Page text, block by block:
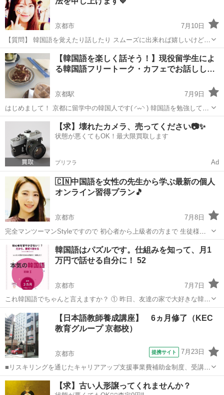
加えた90時間コースも選...
京都市
7月10日
【質問】 韓国語を覚えたり話したり スムーズに出来れば嬉しいけど
そんな簡単には上達しないでしょ⁉️ 【回答】 はい🤲 簡単には上達しな
いです💦 いきなり ネガティブな 文章からスタートですね😅 しかし ど
うすれ...
京都 京都市 韓国語 レッスン
【韓国語を楽しく話そう！】現役留学生によ
る韓国語フリートーク・カフェでお話しし…
京都駅
7月9日
はじめまして！ 京都に留学中の韓国人です( ◜𖥦◝ ) 韓国語を勉強してい
る方や、韓国の文化に興味がある方と一緒に楽しくお話しできればと
思い、募集することにしました！ 堅苦しい「授業」ではなく、カフェ
でお茶をしながら気楽に...
京都 京都市 京都駅 韓国語 フリートーク
【求】壊れたカメラ、売ってください📷✨
状態が悪くてもOK！最大限買取します
プリフラ Ad
🇨🇳中国語を女性の先生から学ぶ最新の個人
オンライン習得プラン🎵
京都市
7月8日
完全マンツーマンStyleですので 初心者から上級者の方まで 生徒様の
レベルと目標に合わせて 丁寧にサポートさせて頂きます❗️ さて 何か習
い事をする時に やはり1番気になるポイントは ★料金おいくら⁉️だと思
います。...
京都 京都市 中国語 レッスン
韓国語はパズルです。仕組みを知って、月1
万円で話せる自分に！ 52
京都市
7月7日
これ韓国語でちゃんと言えますか？ ① 昨日、友達の家で大好きな韓国
ドラマを見ました。 ② 来週の金曜日に、彼と一緒にソウルで美味しい
韓国料理を食べます。 今まで500人以上のレッスンをしましたが、1年
以上教室や...
京都 京都市 韓国語 https
【日本語教師養成講座】 6ヵ月修了（KEC
教育グループ 京都校）
京都市 提携サイト 7月23日
■リスキリングを通じたキャリアアップ支援事業費補助金制度、受講費
用の最大70％還付（要件有、詳細はお尋ねください） ■KECは全校舎
「文化庁届出受理講座」。 ■受講曜日・時間帯振替受講、校舎間振替
京都 京都市 その他
【求】古い人形譲ってくれませんか？